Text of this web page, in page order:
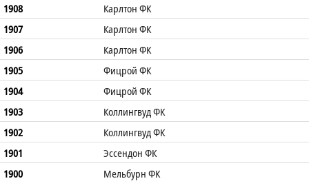
1908
Карлтон ФК
1907
Карлтон ФК
1906
Карлтон ФК
1905
Фицрой ФК
1904
Фицрой ФК
1903
Коллингвуд ФК
1902
Коллингвуд ФК
1901
Эссендон ФК
1900
Мельбурн ФК